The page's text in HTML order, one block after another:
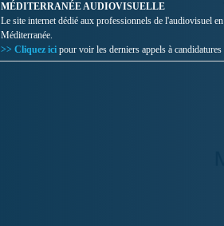
MÉDITERRANÉE AUDIOVISUELLE
Le site internet dédié aux professionnels de l'audiovisuel en
Méditerranée.
>> Cliquez ici pour voir les derniers appels à candidatures